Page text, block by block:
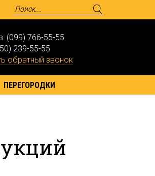
(099) 766-55-55
239-55-55
обратный звонок
ПЕРЕГОРОДКИ